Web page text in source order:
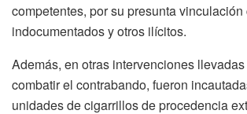
competentes, por su presunta
indocumentados y otros ilícitos.
Además, en otras intervenciones
combatir el contrabando, fueron
unidades de cigarrillos de procedencia